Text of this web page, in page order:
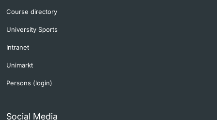
Course directory
University Sports
Intranet
Unimarkt
Persons (login)
Social Media